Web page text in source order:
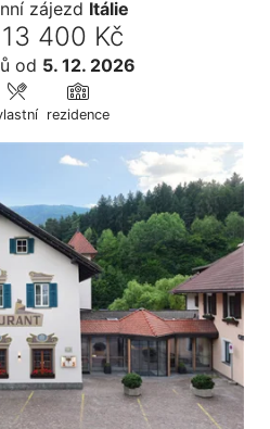
zájezd Itálie
13 400 Kč
od 5. 12. 2026
rezidence